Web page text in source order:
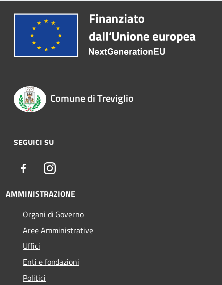
Comune di Treviglio
SEGUICI SU
FacebookInstagram
AMMINISTRAZIONE
Organi di Governo
Aree Amministrative
Uffici
Enti e fondazioni
Politici